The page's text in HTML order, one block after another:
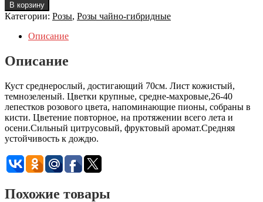
В корзину
Категории: Розы, Розы чайно-гибридные
Описание
Описание
Куст среднерослый, достигающий 70см. Лист кожистый,
темнозеленый. Цветки крупные, средне-махровые,26-40
лепестков розового цвета, напоминающие пионы, собраны в
кисти. Цветение повторное, на протяжении всего лета и
осени.Сильный цитрусовый, фруктовый аромат.Средняя
устойчивость к дождю.
Похожие товары